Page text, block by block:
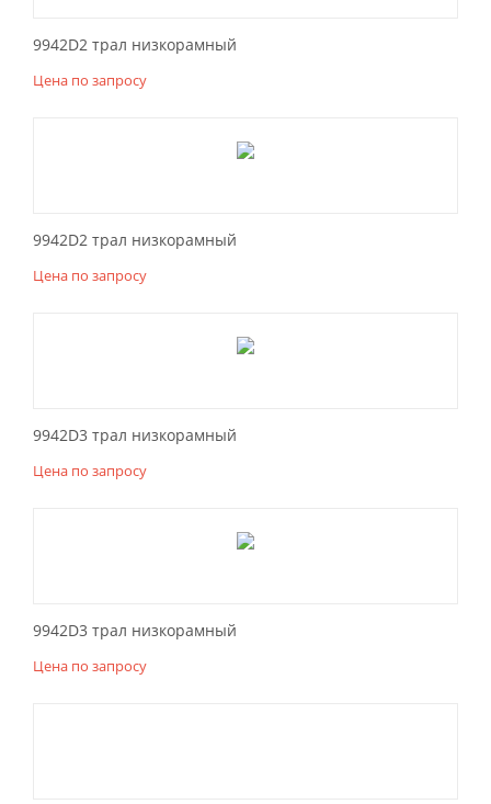
9942D2 трал низкорамный
Цена по запросу
9942D2 трал низкорамный
Цена по запросу
9942D3 трал низкорамный
Цена по запросу
9942D3 трал низкорамный
Цена по запросу